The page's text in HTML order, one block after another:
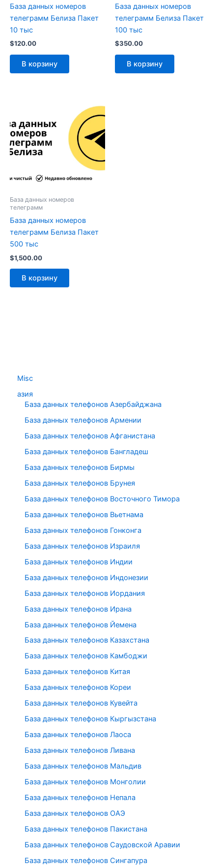
Misc
азия
База данных телефонов Азербайджана
База данных телефонов Армении
База данных телефонов Афганистана
База данных телефонов Бангладеш
База данных телефонов Бирмы
База данных телефонов Брунея
База данных телефонов Восточного Тимора
База данных телефонов Вьетнама
База данных телефонов Гонконга
База данных телефонов Израиля
База данных телефонов Индии
База данных телефонов Индонезии
База данных телефонов Иордания
База данных телефонов Ирана
База данных телефонов Йемена
База данных телефонов Казахстана
База данных телефонов Камбоджи
База данных телефонов Китая
База данных телефонов Кореи
База данных телефонов Кувейта
База данных телефонов Кыргызстана
База данных телефонов Лаоса
База данных телефонов Ливана
База данных телефонов Мальдив
База данных телефонов Монголии
База данных телефонов Непала
База данных телефонов ОАЭ
База данных телефонов Пакистана
База данных телефонов Саудовской Аравии
База данных телефонов Сингапура
База данных номеров
телеграмм Белиза Пакет
10 тыс
$120.00
В корзину
База данных номеров
телеграмм Белиза Пакет
100 тыс
$350.00
В корзину
База данных номеров
телеграмм
База данных номеров
телеграмм Белиза Пакет
500 тыс
$1,500.00
В корзину